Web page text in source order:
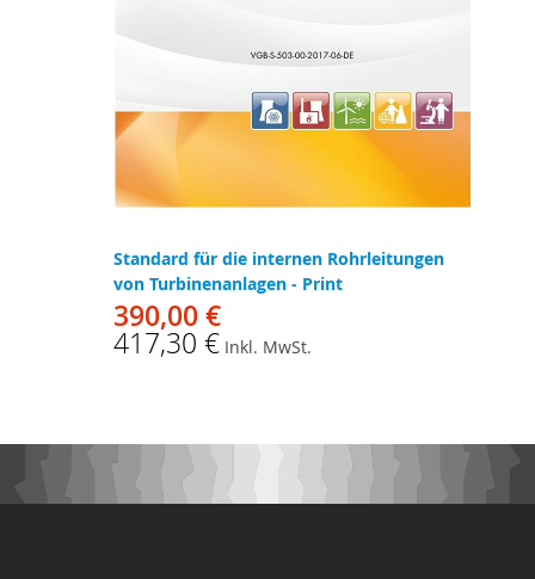
Standard für die internen Rohrleitungen
von Turbinenanlagen - Print
390,00 €
417,30 € Inkl. MwSt.